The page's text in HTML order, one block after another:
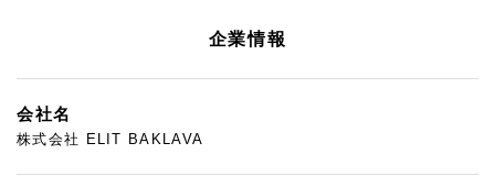
企業情報
会社名
株式会社 ELIT BAKLAVA